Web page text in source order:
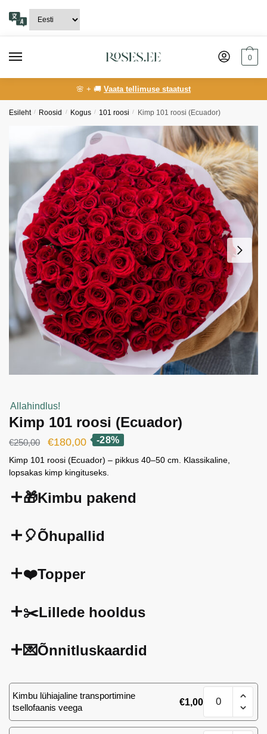
navigation
content
0
🌸 + 🚚 Vaata tellimuse staatust
Esileht / Roosid / Kogus / 101 roosi / Kimp 101 roosi (Ecuador)
Allahindlus!
Kimp 101 roosi (Ecuador)
€250,00
Algne
hind
oli:
€250,00.
€180,00Current
price
is:
€180,00.
-28%
Kimp 101 roosi (Ecuador) – pikkus 40–50 cm. Klassikaline,
lopsakas kimp kingituseks.
🎁Kimbu pakend
🎈Õhupallid
❤️Topper
✂️Lillede hooldus
💌Õnnitluskaardid
Kimbu lühiajaline transportimine
tsellofaanis veega
€1,00 101
roosi
(Ecuador)